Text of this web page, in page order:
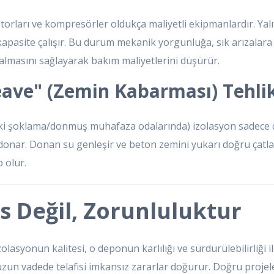
ve kompresörler oldukça maliyetli ekipmanlardır.
çalışır. Bu durum mekanik yorgunluğa, sık
sağlayarak bakım maliyetlerini düşürür.
(Zemin Kabarması)
şoklama/donmuş muhafaza odalarında) izolasyon
donar. Donan su genleşir ve beton zemini yukarı doğru
olur.
Değil, Zorunluluktur
kalitesi, o deponun karlılığı ve sürdürülebilirliği
vadede telafisi imkansız zararlar doğurur. Doğru